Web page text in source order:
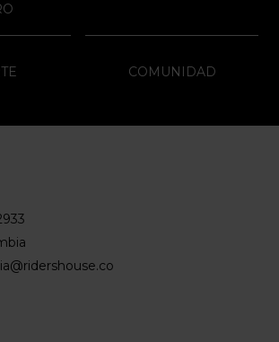
COMUNIDAD